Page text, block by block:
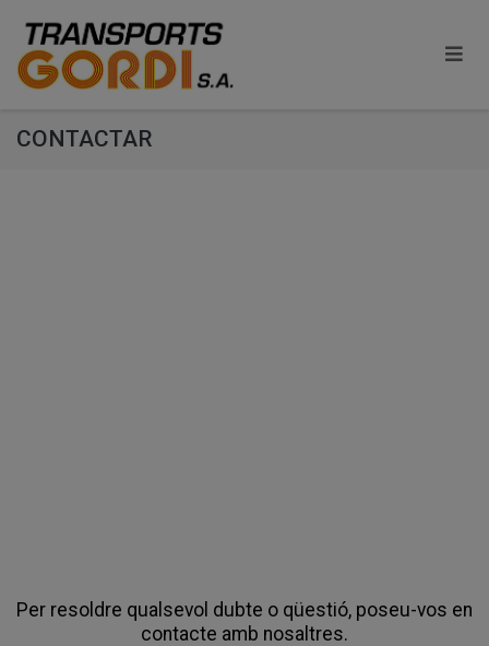
CONTACTAR
Per resoldre qualsevol dubte o qüestió, poseu-vos en
contacte amb nosaltres.